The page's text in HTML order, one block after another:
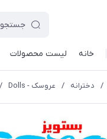
خانه لیست محصولات
/ دخترانه / عروسک - Dolls /